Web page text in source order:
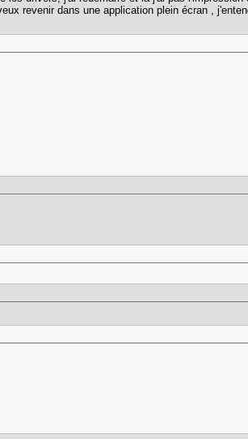
revenir dans une application plein écran ,